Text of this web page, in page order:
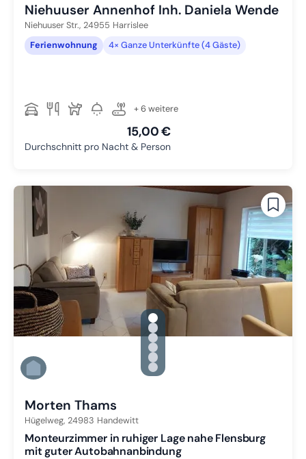
Niehuuser Annenhof Inh. Daniela Wende
Niehuuser Str., 24955 Harrislee
Ferienwohnung
4× Ganze Unterkünfte (4 Gäste)
+ 6 weitere
15,00 €
Durchschnitt pro Nacht & Person
gallery.slide_selector
Zu Slide 1 wechseln
Zu Slide 2 wechseln
Zu Slide 3 wechseln
Zu Slide 4 wechseln
Zu Slide 5 wechseln
Zu Slide 6 wechseln
Morten Thams
Hügelweg, 24983 Handewitt
Monteurzimmer in ruhiger Lage nahe Flensburg
mit guter Autobahnanbindung